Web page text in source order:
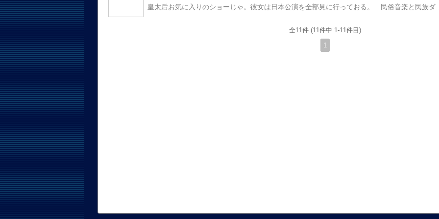
皇太后お気に入りのショーじゃ。彼女は日本公演を全部見に行っておる。 民俗音楽と民族ダンスをショーにまで作りこんだ必見のショー。なんて言うと良いのかも知れないが、最初は初めて見るショーという事で興味を持ったものの今ひとつ。しかし、10年の歳月はショーアップするのに充分じゃった。今のショーは必見じゃぞ。こいつは10年間の歴史を見るのに充分じゃ！ 「ジーン・バトラー」この名前にピーンと来たら、通じゃのぅ。
全11件 (11件中 1-11件目)
1